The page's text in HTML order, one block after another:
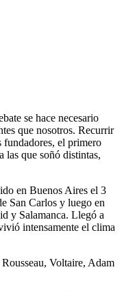
se hace necesario
que nosotros. Recurrir
fundadores, el primero
las que soñó distintas,
en Buenos Aires el 3
San Carlos y luego en
y Salamanca. Llegó a
intensamente el clima
Voltaire, Adam